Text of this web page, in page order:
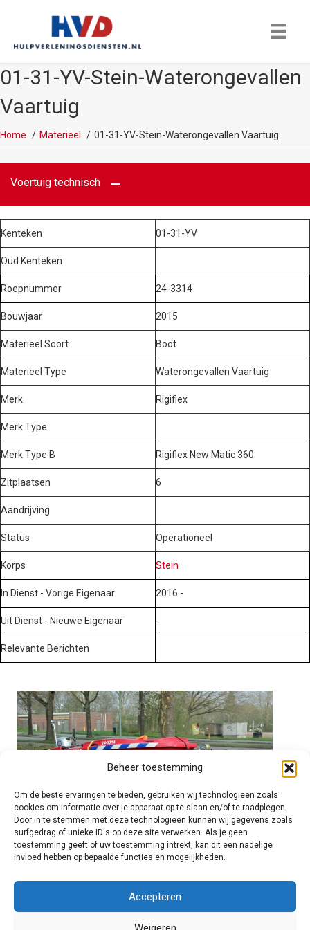
Beheer toestemming
Om de beste ervaringen te bieden, gebruiken wij technologieën zoals
cookies om informatie over je apparaat op te slaan en/of te raadplegen.
Door in te stemmen met deze technologieën kunnen wij gegevens zoals
surfgedrag of unieke ID's op deze site verwerken. Als je geen
toestemming geeft of uw toestemming intrekt, kan dit een nadelige
invloed hebben op bepaalde functies en mogelijkheden.
Accepteren
01-31-YV-Stein-Waterongevallen
Vaartuig
Home Materieel 01-31-YV-Stein-Waterongevallen Vaartuig
Voertuig technisch
Kenteken 01-31-YV
Oud Kenteken
Roepnummer 24-3314
Bouwjaar 2015
Materieel Soort Boot
Materieel Type Waterongevallen Vaartuig
Merk Rigiflex
Merk Type
Merk Type B Rigiflex New Matic 360
Zitplaatsen 6
Aandrijving
Status Operationeel
Korps Stein
In Dienst - Vorige Eigenaar 2016 -
Uit Dienst - Nieuwe Eigenaar -
Relevante Berichten